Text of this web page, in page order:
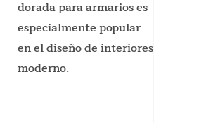
dorada para armarios es
especialmente popular
en el diseño de interiores
moderno.